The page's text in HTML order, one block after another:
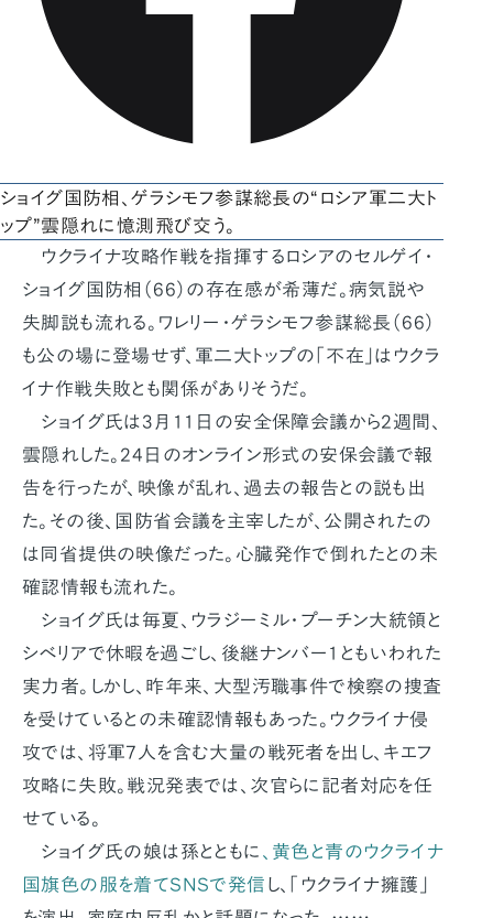
ショイグ国防相、ゲラシモフ参謀総長の“ロシア軍二大ト
ップ”雲隠れに憶測飛び交う。
ウクライナ攻略作戦を指揮するロシアのセルゲイ・
ショイグ国防相（66）の存在感が希薄だ。病気説や
失脚説も流れる。ワレリー・ゲラシモフ参謀総長（66）
も公の場に登場せず、軍二大トップの「不在」はウクラ
イナ作戦失敗とも関係がありそうだ。
ショイグ氏は3月11日の安全保障会議から2週間、
雲隠れした。24日のオンライン形式の安保会議で報
告を行ったが、映像が乱れ、過去の報告との説も出
た。その後、国防省会議を主宰したが、公開されたの
は同省提供の映像だった。心臓発作で倒れたとの未
確認情報も流れた。
ショイグ氏は毎夏、ウラジーミル・プーチン大統領と
シベリアで休暇を過ごし、後継ナンバー1ともいわれた
実力者。しかし、昨年来、大型汚職事件で検察の捜査
を受けているとの未確認情報もあった。ウクライナ侵
攻では、将軍7人を含む大量の戦死者を出し、キエフ
攻略に失敗。戦況発表では、次官らに記者対応を任
せている。
ショイグ氏の娘は孫とともに 、黄色と青のウクライナ
国旗色の服を着てSNSで発信 し、「ウクライナ擁護」